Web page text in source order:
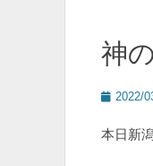
神
投
日
2022/
本日新